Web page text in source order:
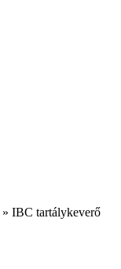
» IBC tartálykeverő